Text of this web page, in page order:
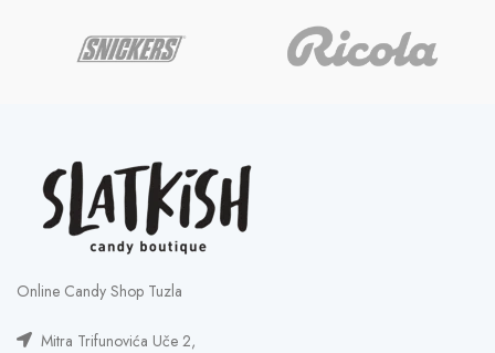
Online Candy Shop Tuzla
Mitra Trifunovića Uče 2,